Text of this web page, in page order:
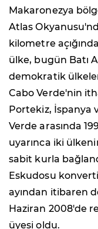
Makaronezya
Atlas
kilometre
ülke, bugün Batı
demokratik
Cabo Verde'nin
Portekiz, İspanya
Verde arasında
uyarınca iki
sabit kurla
Eskudosu
ayından itibaren
Haziran 2008'de
üyesi oldu.